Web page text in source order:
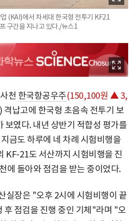
(KAI)에서 차세대 한국형 전투기 KF21
구간을 지나고 있다./뉴스1
천 한국항공우주(150,100원 ▲ 3,
격납고에 한국형 초음속 전투기 보
보였다. 내년 상반기 적합성 평가를
금도 하루에 네 차례 시험비행을
KF-21도 서산까지 시험비행을 진
에 돌아와 점검을 받는 중이었다.
실장은 "오후 2시에 시험비행이 끝
후 점검을 진행 중인 기체"라며 "오